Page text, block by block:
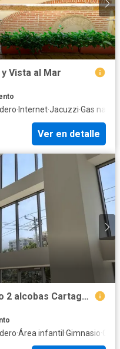
Vista al Mar
· Internet·Jacuzzi·Gas
Ver en detalle
arriendo apartamento Crespo 2 alcobas Cartagena Crespo Ocean Life
·Área infantil ·Gimnasio·